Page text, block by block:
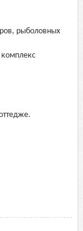
рыболовных